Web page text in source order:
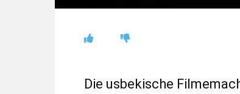
Die usbekische